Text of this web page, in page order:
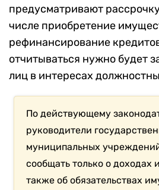
предусматривают
числе приобретение
рефинансирование
отчитываться нужно будет
лиц в интересах
По действующему
руководители
муниципальных
сообщать только о доходах
также об обязательствах